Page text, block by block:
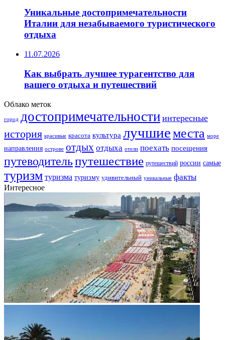
Уникальные достопримечательности
Италии для незабываемого туристического
отдыха
11.07.2026
Как выбрать лучшее турагентство для
вашего отдыха и путешествий
Облако меток
город достопримечательности интересные
история красивые красота культура лучшиеместа море
направления острове отдых отдыха отели поехать посещения
путеводительпутешествие путешествий россии самые
туризм туризма туризму удивительный уникальные факты
Интересное